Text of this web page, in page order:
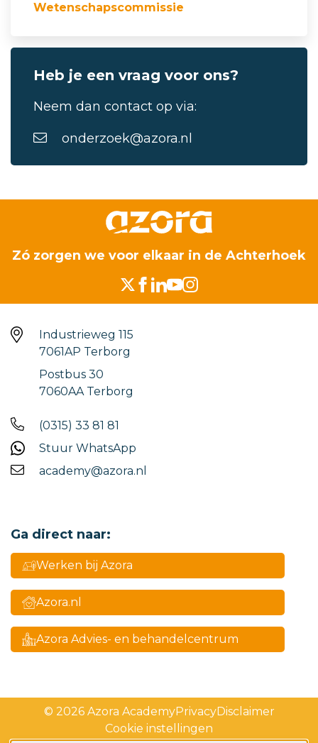
Wetenschapscommissie
Heb je een vraag voor ons?
Neem dan contact op via:
onderzoek@azora.nl
Zó zorgen we voor elkaar in de Achterhoek
Industrieweg 115
7061AP Terborg
Postbus 30
7060AA Terborg
(0315) 33 81 81
Stuur WhatsApp
academy@azora.nl
Ga direct naar:
Werken bij Azora
Azora.nl
Azora Advies- en behandelcentrum
© 2026 Azora AcademyPrivacyDisclaimer
Cookie instellingen